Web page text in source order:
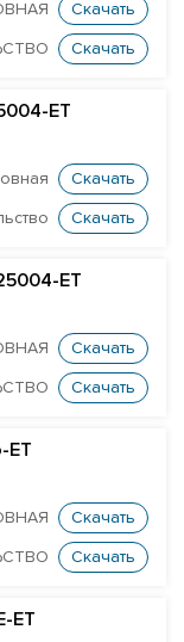
Скачать
Скачать
ET
Скачать
Скачать
ET
Скачать
Скачать
ET
Скачать
Скачать
ET